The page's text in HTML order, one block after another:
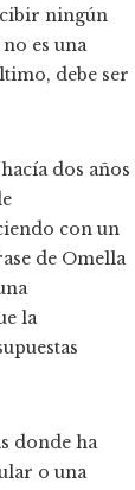
ningún
es una
debe ser
dos años
con un
de Omella
la
donde ha
o una